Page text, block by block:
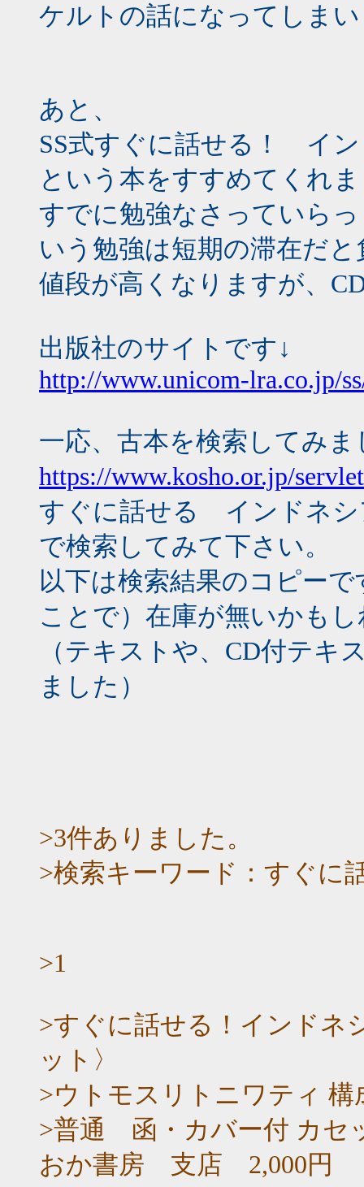
ケルトの話になってしま
あと、
SS式すぐに話せる！ イ
という本をすすめてくれ
すでに勉強なさっていら
いう勉強は短期の滞在だ
値段が高くなりますが、
出版社のサイトです↓
http://www.unicom-lra.co.jp/
一応、古本を検索してみま
https://www.kosho.or.jp/
すぐに話せる インドネシ
で検索してみて下さい。
以下は検索結果のコピー
ことで）在庫が無いかも
（テキストや、CD付テキ
ました）
>3件ありました。
>検索キーワード：すぐ
>1
>すぐに話せる！インドネ
ット〉
>ウトモスリトニワティ 構
>普通 函・カバー付 カセ
おか書房 支店 2,000円